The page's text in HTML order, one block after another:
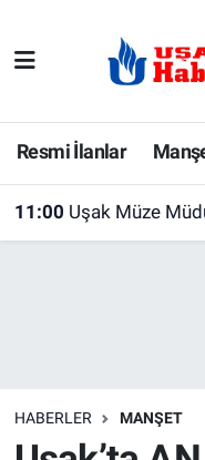
Resmi İlanlar
11:00 Uşak Müze Müdürlüğü’nde
HABERLER MANŞET
E-Gazete
Ekonomi
Köşe Yazarları
Uşak Hava
Uşak Trafik